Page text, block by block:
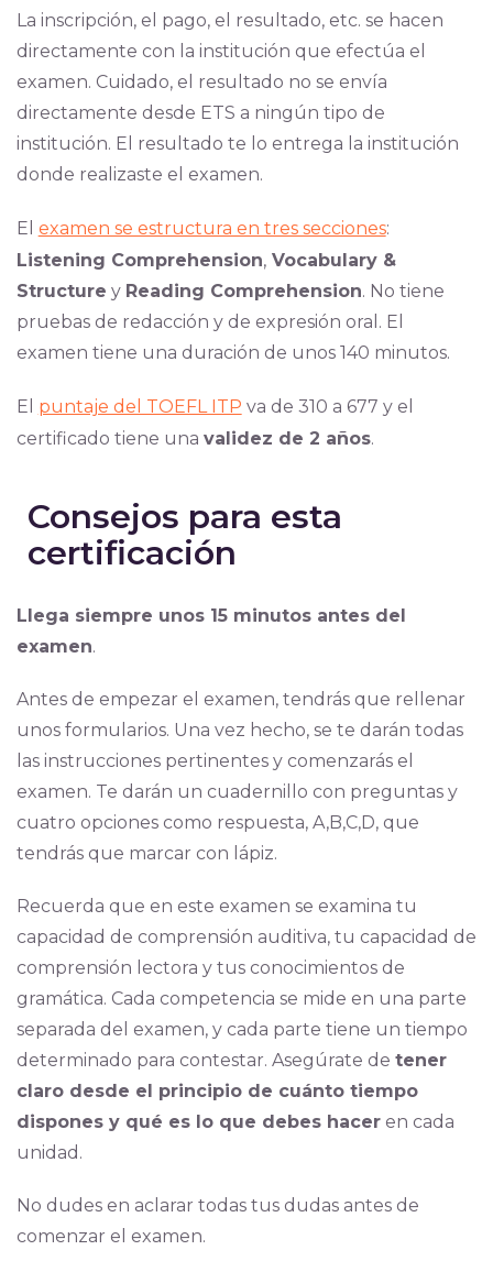
La inscripción, el pago, el resultado, etc. se hacen
directamente con la institución que efectúa el
examen. Cuidado, el resultado no se envía
directamente desde ETS a ningún tipo de
institución. El resultado te lo entrega la institución
donde realizaste el examen.
El examen se estructura en tres secciones:
Listening Comprehension,Vocabulary &
Structure y Reading Comprehension. No tiene
pruebas de redacción y de expresión oral. El
examen tiene una duración de unos 140 minutos.
El puntaje del TOEFL ITP va de 310 a 677 y el
certificado tiene una validez de 2 años.
Consejos para esta
certificación
Llega siempre unos 15 minutos antes del
examen.
Antes de empezar el examen, tendrás que rellenar
unos formularios. Una vez hecho, se te darán todas
las instrucciones pertinentes y comenzarás el
examen. Te darán un cuadernillo con preguntas y
cuatro opciones como respuesta, A,B,C,D, que
tendrás que marcar con lápiz.
Recuerda que en este examen se examina tu
capacidad de comprensión auditiva, tu capacidad de
comprensión lectora y tus conocimientos de
gramática. Cada competencia se mide en una parte
separada del examen, y cada parte tiene un tiempo
determinado para contestar. Asegúrate de tener
claro desde el principio de cuánto tiempo
dispones y qué es lo que debes haceren cada
unidad.
No dudes en aclarar todas tus dudas antes de
comenzar el examen.